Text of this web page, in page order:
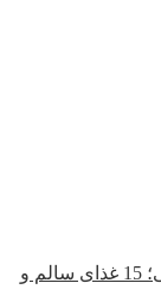
طرز تهیه سالاد های رژیمی؛ 15 غذای سالم و